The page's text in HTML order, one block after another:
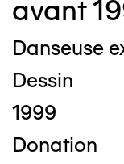
avant
Danseuse
Dessin
1999
Donation